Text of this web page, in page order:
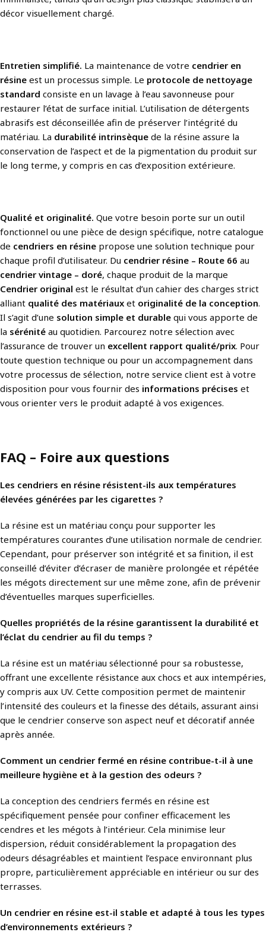
décor visuellement chargé.
Entretien simplifié. La maintenance de votre cendrier en
résine est un processus simple. Le protocole de nettoyage
standard consiste en un lavage à l’eau savonneuse pour
restaurer l’état de surface initial. L’utilisation de détergents
abrasifs est déconseillée afin de préserver l’intégrité du
matériau. La durabilité intrinsèque de la résine assure la
conservation de l’aspect et de la pigmentation du produit sur
le long terme, y compris en cas d’exposition extérieure.
Qualité et originalité. Que votre besoin porte sur un outil
fonctionnel ou une pièce de design spécifique, notre catalogue
de cendriers en résine propose une solution technique pour
chaque profil d’utilisateur. Du cendrier résine – Route 66 au
cendrier vintage – doré, chaque produit de la marque
Cendrier original est le résultat d’un cahier des charges strict
alliant qualité des matériaux et originalité de la conception.
Il s’agit d’une solution simple et durable qui vous apporte de
la sérénité au quotidien. Parcourez notre sélection avec
l’assurance de trouver un excellent rapport qualité/prix. Pour
toute question technique ou pour un accompagnement dans
votre processus de sélection, notre service client est à votre
disposition pour vous fournir des informations précises et
vous orienter vers le produit adapté à vos exigences.
FAQ – Foire aux questions
Les cendriers en résine résistent-ils aux températures
élevées générées par les cigarettes ?
La résine est un matériau conçu pour supporter les
températures courantes d’une utilisation normale de cendrier.
Cependant, pour préserver son intégrité et sa finition, il est
conseillé d’éviter d’écraser de manière prolongée et répétée
les mégots directement sur une même zone, afin de prévenir
d’éventuelles marques superficielles.
Quelles propriétés de la résine garantissent la durabilité et
l’éclat du cendrier au fil du temps ?
La résine est un matériau sélectionné pour sa robustesse,
offrant une excellente résistance aux chocs et aux intempéries,
y compris aux UV. Cette composition permet de maintenir
l’intensité des couleurs et la finesse des détails, assurant ainsi
que le cendrier conserve son aspect neuf et décoratif année
après année.
Comment un cendrier fermé en résine contribue-t-il à une
meilleure hygiène et à la gestion des odeurs ?
La conception des cendriers fermés en résine est
spécifiquement pensée pour confiner efficacement les
cendres et les mégots à l’intérieur. Cela minimise leur
dispersion, réduit considérablement la propagation des
odeurs désagréables et maintient l’espace environnant plus
propre, particulièrement appréciable en intérieur ou sur des
terrasses.
Un cendrier en résine est-il stable et adapté à tous les types
d’environnements extérieurs ?